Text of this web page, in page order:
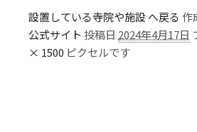
設置している寺院や施設 へ戻る 作
公式サイト 投稿日 2024年4月17日
× 1500 ピクセルです